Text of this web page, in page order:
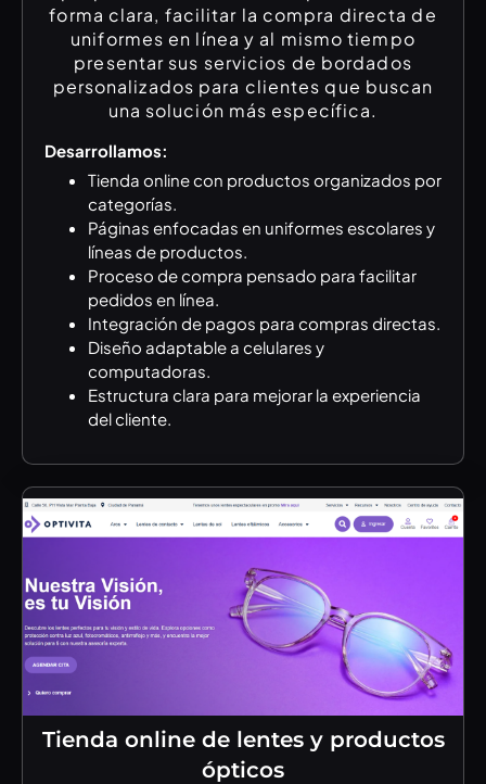
forma clara, facilitar la compra directa de
uniformes en línea y al mismo tiempo
presentar sus servicios de bordados
personalizados para clientes que buscan
una solución más específica.
Desarrollamos:
Tienda online con productos organizados por
categorías.
Páginas enfocadas en uniformes escolares y
líneas de productos.
Proceso de compra pensado para facilitar
pedidos en línea.
Integración de pagos para compras directas.
Diseño adaptable a celulares y
computadoras.
Estructura clara para mejorar la experiencia
del cliente.
Tienda online de lentes y productos
ópticos